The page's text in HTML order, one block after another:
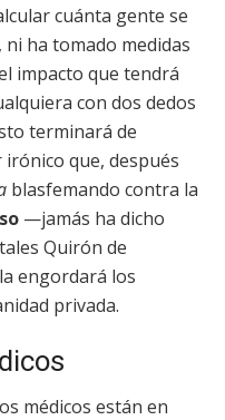
cuánta gente se
ha tomado medidas
impacto que tendrá
con dos dedos
terminará de
que, después
blasfemando contra la
—jamás ha dicho
Quirón de
engordará los
privada.
médicos están en